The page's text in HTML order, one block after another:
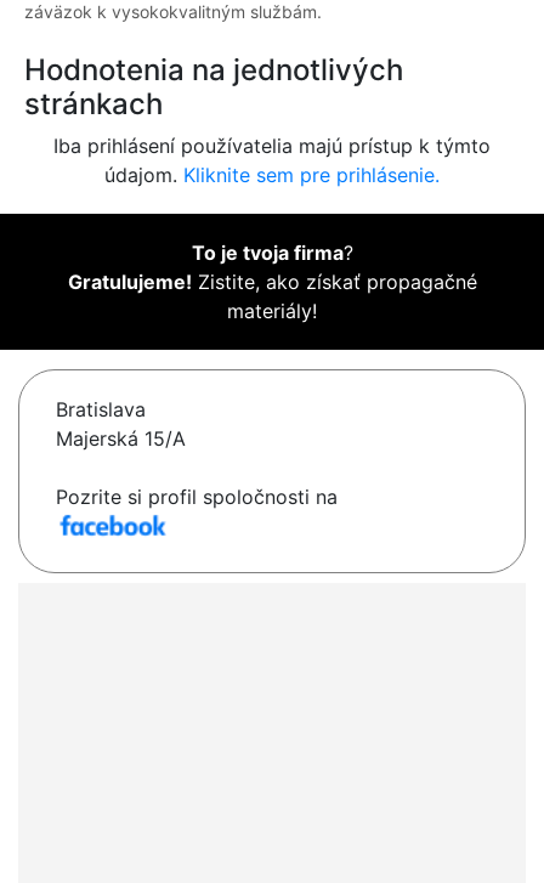
záväzok k vysokokvalitným službám.
Hodnotenia na jednotlivých
stránkach
Iba prihlásení používatelia majú prístup k týmto
údajom. Kliknite sem pre prihlásenie.
To je tvoja firma?
Gratulujeme! Zistite, ako získať propagačné
materiály!
Bratislava
Majerská 15/A
Pozrite si profil spoločnosti na